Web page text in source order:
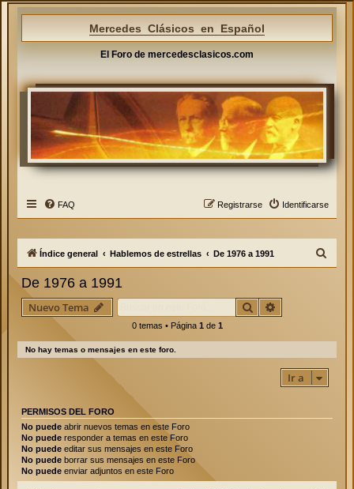
Mercedes Clásicos en Español
El Foro de mercedesclasicos.com
FAQ Identificarse
Registrarse
Índice general Hablemos de estrellas De 1976 a 1991
De 1976 a 1991
Nuevo Tema Buscar
0 temas • Página 1 de 1
No hay temas o mensajes en este foro.
Ir a
PERMISOS DEL FORO
No puede abrir nuevos temas en este Foro
No puede responder a temas en este Foro
No puede editar sus mensajes en este Foro
No puede borrar sus mensajes en este Foro
No puede enviar adjuntos en este Foro